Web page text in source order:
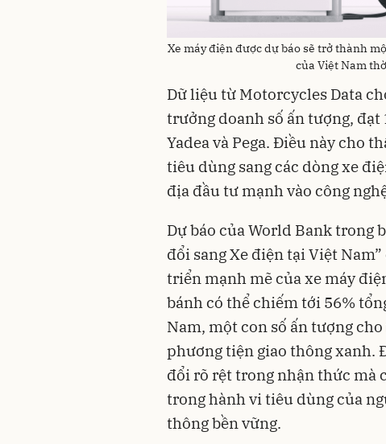
Xe máy điện được dự báo sẽ trở thành
của Việt Nam
Dữ liệu từ Motorcycles Data
trưởng doanh số ấn tượng,
Yadea và Pega. Điều này cho
tiêu dùng sang các dòng xe
địa đầu tư mạnh vào công
Dự báo của World Bank trong
đổi sang Xe điện tại Việt
triển mạnh mẽ của xe máy
bánh có thể chiếm tới 56%
Nam, một con số ấn tượng
phương tiện giao thông xanh.
đổi rõ rệt trong nhận thức mà
trong hành vi tiêu dùng của
thông bền vững.